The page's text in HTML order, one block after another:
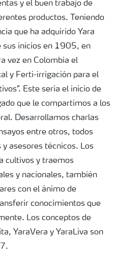
y el buen trabajo de
productos. Teniendo
que ha adquirido Yara
sus inicios en 1905, en
vez en Colombia el
y Ferti-irrigación para el
Este sería el inicio de
que le compartimos a los
Desarrollamos charlas
entre otros, todos
asesores técnicos. Los
cultivos y traemos
y nacionales, también
con el ánimo de
conocimientos que
Los conceptos de
YaraVera y YaraLiva son